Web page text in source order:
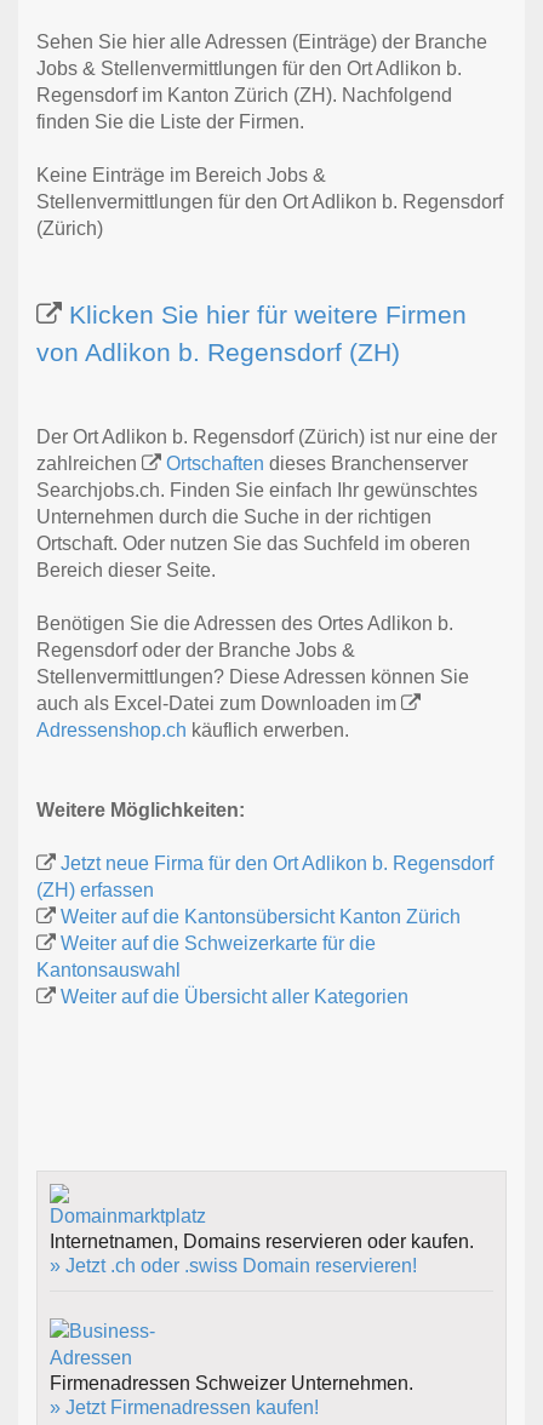
Sehen Sie hier alle Adressen (Einträge) der Branche
Jobs & Stellenvermittlungen für den Ort Adlikon b.
Regensdorf im Kanton Zürich (ZH). Nachfolgend
finden Sie die Liste der Firmen.
Keine Einträge im Bereich Jobs &
Stellenvermittlungen für den Ort Adlikon b. Regensdorf
(Zürich)
Klicken Sie hier für weitere Firmen
von Adlikon b. Regensdorf (ZH)
Der Ort Adlikon b. Regensdorf (Zürich) ist nur eine der
zahlreichen
Ortschaften dieses Branchenserver
Searchjobs.ch. Finden Sie einfach Ihr gewünschtes
Unternehmen durch die Suche in der richtigen
Ortschaft. Oder nutzen Sie das Suchfeld im oberen
Bereich dieser Seite.
Benötigen Sie die Adressen des Ortes Adlikon b.
Regensdorf oder der Branche Jobs &
Stellenvermittlungen? Diese Adressen können Sie
auch als Excel-Datei zum Downloaden im
Adressenshop.ch käuflich erwerben.
Weitere Möglichkeiten:
Jetzt neue Firma für den Ort Adlikon b. Regensdorf
(ZH) erfassen
Weiter auf die Kantonsübersicht Kanton Zürich
Weiter auf die Schweizerkarte für die
Kantonsauswahl
Weiter auf die Übersicht aller Kategorien
Internetnamen, Domains reservieren oder kaufen.
» Jetzt .ch oder .swiss Domain reservieren!
Firmenadressen Schweizer Unternehmen.
» Jetzt Firmenadressen kaufen!